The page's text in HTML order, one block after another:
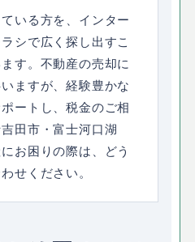
いる方を、インター
シで広く探し出すこ
す。不動産の売却に
ますが、経験豊かな
ートし、税金のご相
田市・富士河口湖
お困りの際は、どう
せください。